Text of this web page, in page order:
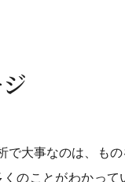
大事なのは、も
のことがわかっ